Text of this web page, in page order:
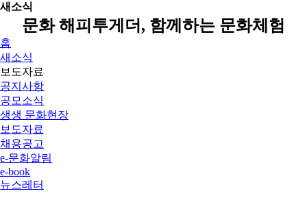
새소식
문화 해피투게더, 함께하는 문화체험
홈
새소식
보도자료
공지사항
공모소식
생생 문화현장
보도자료
채용공고
e-문화알림
e-book
뉴스레터